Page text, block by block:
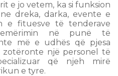
e jo vetem, ka si funksion
dreka, darka, evente e
e fituesve të tenderave
në punë të
më e udhës që pjesa
një personel të
që njeh mirë
e tyre.